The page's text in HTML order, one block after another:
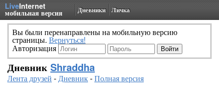
LiveInternet
мобильная версия Дневники Личка
Вы были перенаправлены на мобильную версию
страницы. Вернуться!
Авторизация
Дневник Shraddha
Лента друзей -Дневник-Полная версия